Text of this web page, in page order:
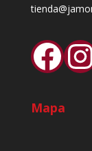
Mapa